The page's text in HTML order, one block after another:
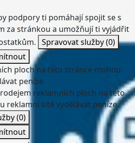
podpory ti pomáhají spojit se s
za stránkou a umožňují ti vyjádřit
Spravovat služby(0)
ploch na této stránce mohou
peníze.
reklamních ploch na této
reklamní sítě vydělávat peníze.
(0)